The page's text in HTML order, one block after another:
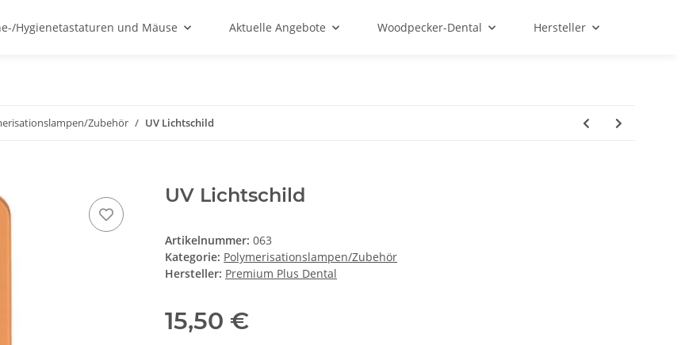
Hygienetastaturen und Mäuse Aktuelle Angebote Woodpecker-Dental Hersteller
Zubehör UV Lichtschild
UV Lichtschild
Artikelnummer: 063
Kategorie: Polymerisationslampen/Zubehör
Hersteller: Premium Plus Dental
15,50 €